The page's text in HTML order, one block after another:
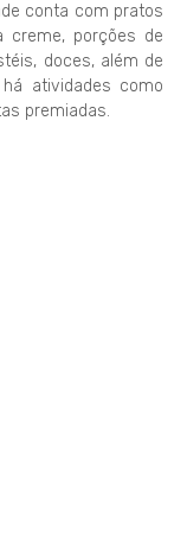
conta com pratos
creme, porções de
doces, além de
atividades como
premiadas.